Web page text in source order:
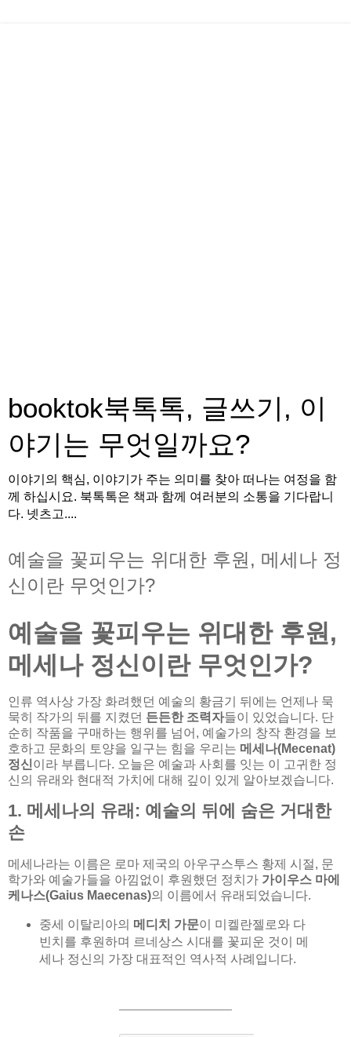
booktok북톡톡, 글쓰기, 이
야기는 무엇일까요?
이야기의 핵심, 이야기가 주는 의미를 찾아 떠나는 여정을 함
께 하십시요. 북톡톡은 책과 함께 여러분의 소통을 기다랍니
다. 넷츠고....
예술을 꽃피우는 위대한 후원, 메세나 정
신이란 무엇인가?
예술을 꽃피우는 위대한 후원,
메세나 정신이란 무엇인가?
인류 역사상 가장 화려했던 예술의 황금기 뒤에는 언제나 묵
묵히 작가의 뒤를 지켰던 든든한 조력자들이 있었습니다. 단
순히 작품을 구매하는 행위를 넘어, 예술가의 창작 환경을 보
호하고 문화의 토양을 일구는 힘을 우리는 메세나(Mecenat)
정신이라 부릅니다. 오늘은 예술과 사회를 잇는 이 고귀한 정
신의 유래와 현대적 가치에 대해 깊이 있게 알아보겠습니다.
1. 메세나의 유래: 예술의 뒤에 숨은 거대한
손
메세나라는 이름은 로마 제국의 아우구스투스 황제 시절, 문
학가와 예술가들을 아낌없이 후원했던 정치가 가이우스 마에
케나스(Gaius Maecenas)의 이름에서 유래되었습니다.
중세 이탈리아의 메디치 가문이 미켈란젤로와 다
빈치를 후원하며 르네상스 시대를 꽃피운 것이 메
세나 정신의 가장 대표적인 역사적 사례입니다.